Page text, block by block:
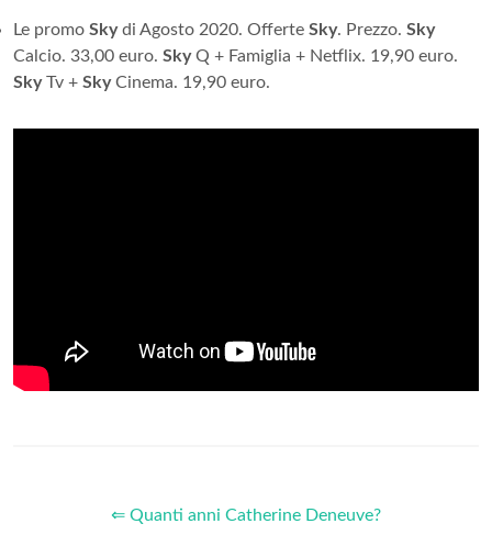
Le promo Skydi Agosto 2020. Offerte Sky. Prezzo. Sky
Calcio. 33,00 euro. SkyQ + Famiglia + Netflix. 19,90 euro.
SkyTv + SkyCinema. 19,90 euro.
⇐ Quanti anni Catherine Deneuve?